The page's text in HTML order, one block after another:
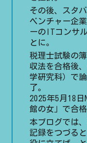
その後、スタ
ベンチャー企
ーのITコンサ
とに。
税理士試験の
収法を合格後
学研究科）で
了。
2025年5月18日
館の女」で合格
本ブログでは
記録をつづる